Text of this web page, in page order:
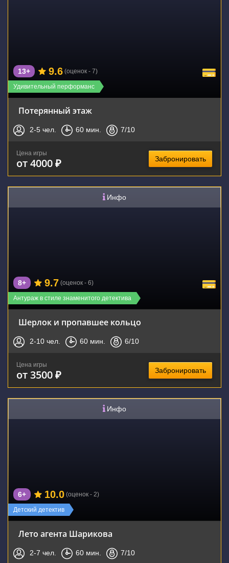
Удивительный перформанс
13+ 9.6 (оценок - 7)
Потерянный этаж
2-5 чел. 60 мин. 7/10
Цена игры
от 4000 ₽ Забронировать
Инфо
Антураж в стиле знаменитого детектива
8+ 9.7 (оценок - 6)
Шерлок и пропавшее кольцо
2-10 чел. 60 мин. 6/10
Цена игры
от 3500 ₽ Забронировать
Инфо
Детский детектив
6+ 10.0 (оценок - 2)
Лето агента Шарикова
2-7 чел. 60 мин. 7/10